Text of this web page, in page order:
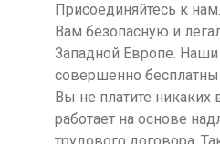
Присоединяйтесь к нам.
Вам безопасную и
Западной Европе. Наши
совершенно бесплатны
Вы не платите никаких
работает на основе